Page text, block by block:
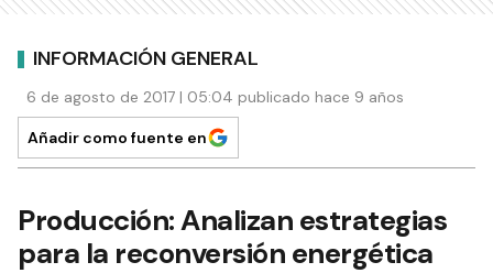
INFORMACIÓN GENERAL
6 de agosto de 2017 | 05:04 publicado hace 9 años
Añadir como fuente en
Producción: Analizan estrategias
para la reconversión energética